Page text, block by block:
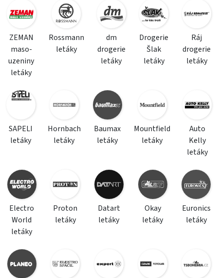
ZEMAN
maso-
uzeniny
letáky
Rossmann
letáky
dm
drogerie
letáky
Drogerie
Šlak
letáky
Ráj
drogerie
letáky
SAPELI
letáky
Hornbach
letáky
Baumax
letáky
Mountfield
letáky
Auto
Kelly
letáky
Electro
World
letáky
Proton
letáky
Datart
letáky
Okay
letáky
Euronics
letáky